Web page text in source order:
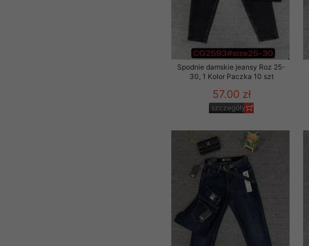
Spodnie damskie jeansy Roz 25-
30, 1 Kolor Paczka 10 szt
57.00 zł
szczegóły